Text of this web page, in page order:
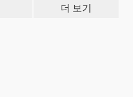
더 보기